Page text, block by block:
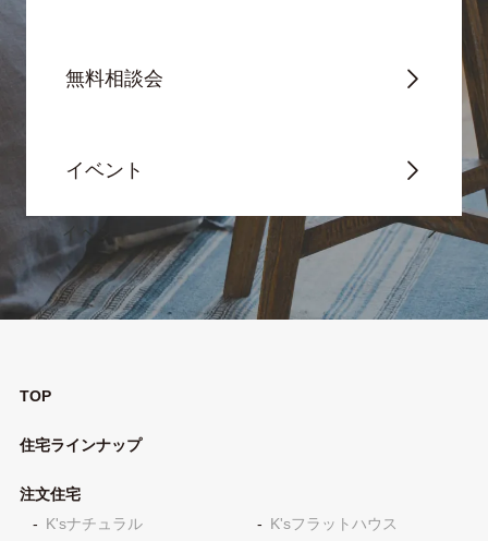
無料相談会
イベント
TOP
住宅ラインナップ
注文住宅
K'sナチュラル
K'sフラットハウス